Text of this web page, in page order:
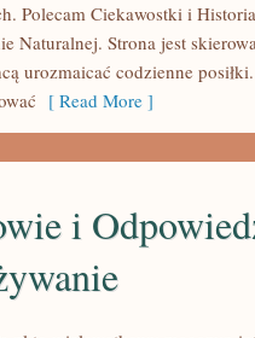
Polecam Ciekawostki i
Naturalnej. Strona jest
urozmaicać codzienne
[ Read More ]
i